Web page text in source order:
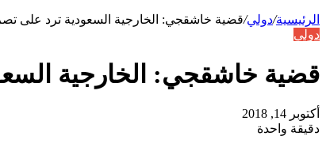
الرئيسية/دولي/قضية خاشقجي: الخارجية السعودية ترد على
دولي
قضية خاشقجي: الخارجية
أكتوبر 14, 2018
دقيقة واحدة